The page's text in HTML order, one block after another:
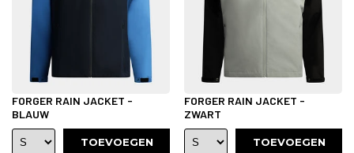
FORGER RAIN JACKET -
BLAUW
TOEVOEGEN
FORGER RAIN JACKET -
ZWART
TOEVOEGEN